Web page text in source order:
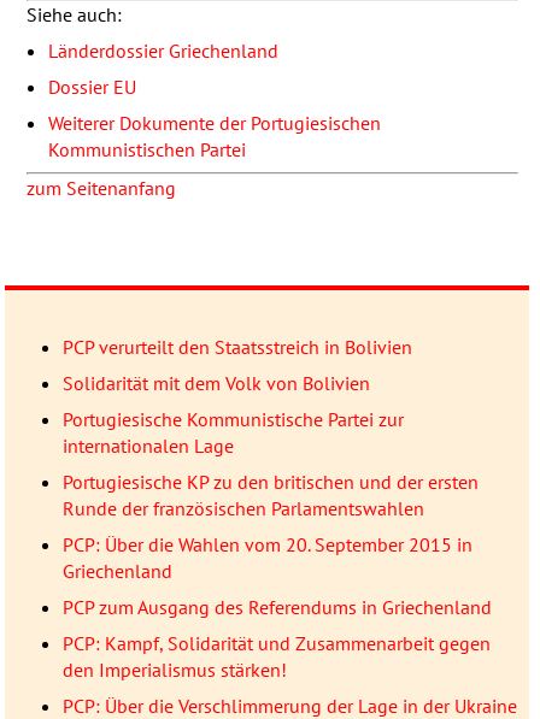
Siehe auch:
Länderdossier Griechenland
Dossier EU
Weiterer Dokumente der Portugiesischen
Kommunistischen Partei
zum Seitenanfang
PCP verurteilt den Staatsstreich in Bolivien
Solidarität mit dem Volk von Bolivien
Portugiesische Kommunistische Partei zur
internationalen Lage
Portugiesische KP zu den britischen und der ersten
Runde der französischen Parlamentswahlen
PCP: Über die Wahlen vom 20. September 2015 in
Griechenland
PCP zum Ausgang des Referendums in Griechenland
PCP: Kampf, Solidarität und Zusammenarbeit gegen
den Imperialismus stärken!
PCP: Über die Verschlimmerung der Lage in der Ukraine